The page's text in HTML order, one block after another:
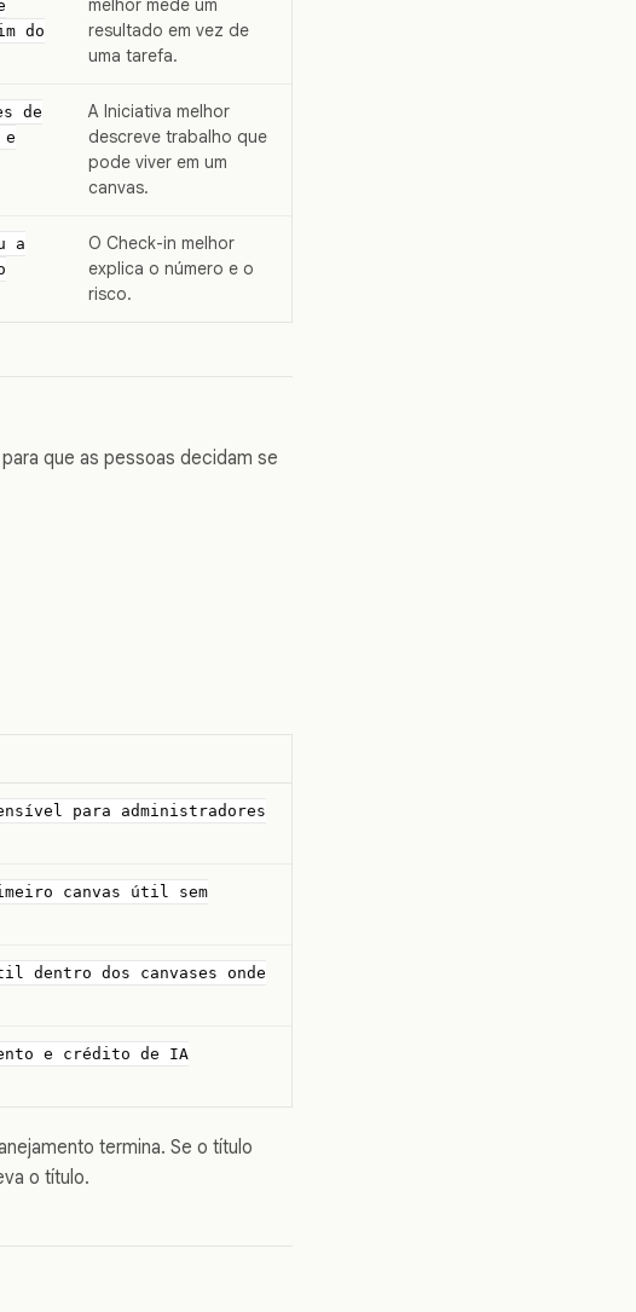
do
melhor mede um
resultado em vez de
uma tarefa.
de
e
A Iniciativa melhor
descreve trabalho que
pode viver em um
canvas.
a
O Check-in melhor
explica o número e o
risco.
que as pessoas decidam se
para administradores
canvas útil sem
dentro dos canvases onde
e crédito de IA
termina. Se o título
o título.